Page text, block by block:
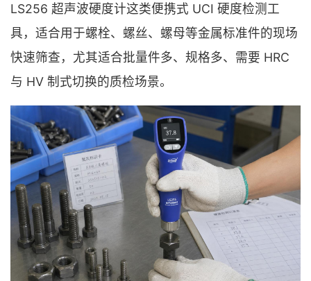
LS256 超声波硬度计这类便携式 UCI 硬度检测工
具，适合用于螺栓、螺丝、螺母等金属标准件的现场
快速筛查，尤其适合批量件多、规格多、需要 HRC
与 HV 制式切换的质检场景。